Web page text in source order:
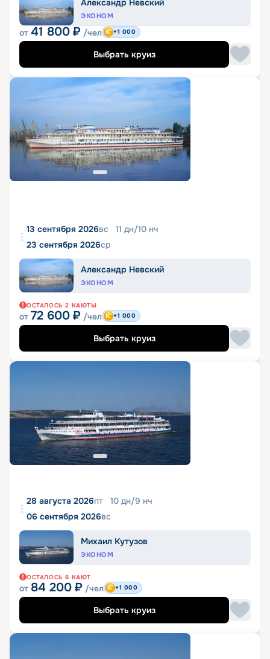
Александр Невский
ЭКОНОМ
от 41 800 ₽ /чел +1 000
Выбрать круиз
13 сентября 2026вс 11 дн/10 нч
23 сентября 2026ср
Александр Невский
ЭКОНОМ
ОСТАЛОСЬ 2 КАЮТЫ
от 72 600 ₽ /чел +1 000
Выбрать круиз
28 августа 2026пт 10 дн/9 нч
06 сентября 2026вс
Михаил Кутузов
ЭКОНОМ
ОСТАЛОСЬ 6 КАЮТ
от 84 200 ₽ /чел +1 000
Выбрать круиз